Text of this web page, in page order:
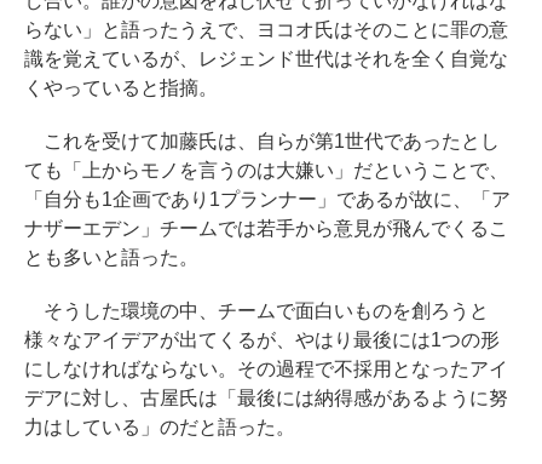
らない」と語ったうえで、ヨコオ氏はそのことに罪の意
識を覚えているが、レジェンド世代はそれを全く自覚な
くやっていると指摘。
これを受けて加藤氏は、自らが第1世代であったとし
ても「上からモノを言うのは大嫌い」だということで、
「自分も1企画であり1プランナー」であるが故に、「ア
ナザーエデン」チームでは若手から意見が飛んでくるこ
とも多いと語った。
そうした環境の中、チームで面白いものを創ろうと
様々なアイデアが出てくるが、やはり最後には1つの形
にしなければならない。その過程で不採用となったアイ
デアに対し、古屋氏は「最後には納得感があるように努
力はしている」のだと語った。